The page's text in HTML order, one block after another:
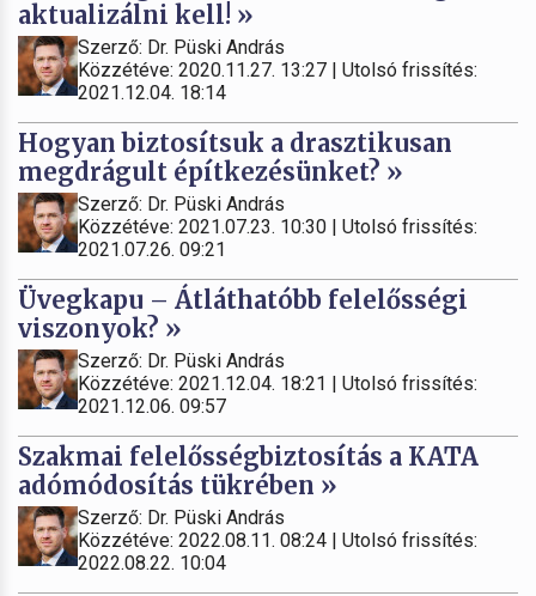
aktualizálni kell! »
Szerző: Dr. Püski András
Közzétéve: 2020.11.27. 13:27 | Utolsó frissítés:
2021.12.04. 18:14
Hogyan biztosítsuk a drasztikusan
megdrágult építkezésünket? »
Szerző: Dr. Püski András
Közzétéve: 2021.07.23. 10:30 | Utolsó frissítés:
2021.07.26. 09:21
Üvegkapu – Átláthatóbb felelősségi
viszonyok? »
Szerző: Dr. Püski András
Közzétéve: 2021.12.04. 18:21 | Utolsó frissítés:
2021.12.06. 09:57
Szakmai felelősségbiztosítás a KATA
adómódosítás tükrében »
Szerző: Dr. Püski András
Közzétéve: 2022.08.11. 08:24 | Utolsó frissítés:
2022.08.22. 10:04